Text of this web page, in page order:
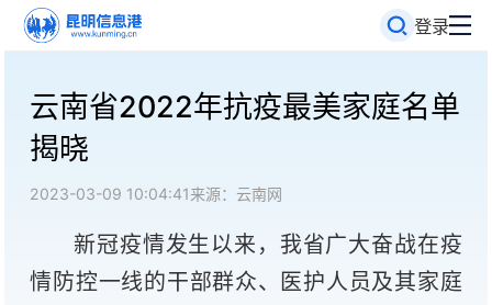
登录
云南省2022年抗疫最美家庭名单
揭晓
2023-03-09 10:04:41来源：云南网
新冠疫情发生以来，我省广大奋战在疫
情防控一线的干部群众、医护人员及其家庭